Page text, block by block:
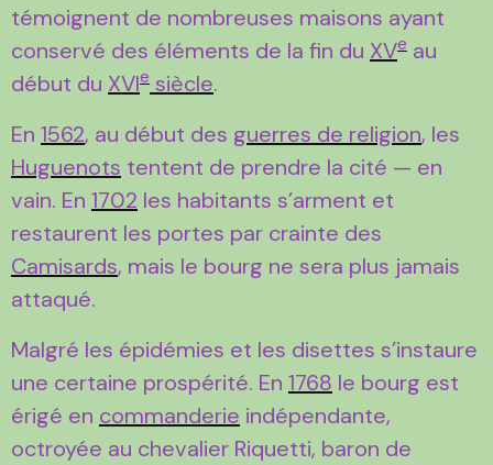
témoignent de nombreuses maisons ayant
conservé des éléments de la fin du XVe au
début du XVIe siècle.
En 1562, au début des guerres de religion, les
Huguenots tentent de prendre la cité — en
vain. En 1702 les habitants s’arment et
restaurent les portes par crainte des
Camisards, mais le bourg ne sera plus jamais
attaqué.
Malgré les épidémies et les disettes s’instaure
une certaine prospérité. En 1768 le bourg est
érigé en commanderie indépendante,
octroyée au chevalier Riquetti, baron de